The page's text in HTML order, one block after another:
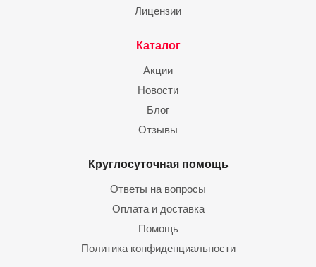
Лицензии
Каталог
Акции
Новости
Блог
Отзывы
Круглосуточная помощь
Ответы на вопросы
Оплата и доставка
Помощь
Политика конфиденциальности